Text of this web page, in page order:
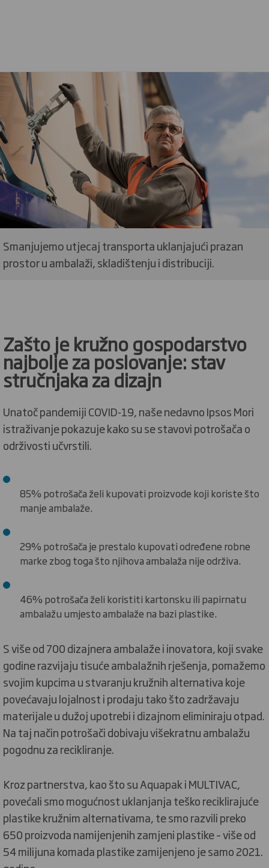
Smanjujemo utjecaj transporta uklanjajući prazan
prostor u ambalaži, skladištenju i distribuciji.
Zašto je kružno gospodarstvo
najbolje za poslovanje: stav
stručnjaka za dizajn
Unatoč pandemiji COVID-19, naše nedavno Ipsos Mori
istraživanje pokazuje kako su se stavovi potrošača o
održivosti učvrstili.
85% potrošača želi kupovati proizvode koji koriste što
manje ambalaže.
29% potrošača je prestalo kupovati određene robne
marke zbog toga što njihova ambalaža nije održiva.
46% potrošača želi koristiti kartonsku ili papirnatu
ambalažu umjesto ambalaže na bazi plastike.
S više od 700 dizajnera ambalaže i inovatora, koji svake
godine razvijaju tisuće ambalažnih rješenja, pomažemo
svojim kupcima u stvaranju kružnih alternativa koje
povećavaju lojalnost i prodaju tako što zadržavaju
materijale u dužoj upotrebi i dizajnom eliminiraju otpad.
Na taj način potrošači dobivaju višekratnu ambalažu
pogodnu za recikliranje.
Kroz partnerstva, kao što su Aquapak i MULTIVAC,
povećali smo mogućnost uklanjanja teško reciklirajuće
plastike kružnim alternativama, te smo razvili preko
650 proizvoda namijenjenih zamjeni plastike – više od
54 milijuna komada plastike zamijenjeno je samo 2021.